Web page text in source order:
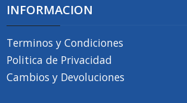
INFORMACION
Terminos y Condiciones
Politica de Privacidad
Cambios y Devoluciones